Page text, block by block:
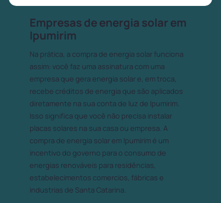
Empresas de energia solar em
Ipumirim
Na prática, a compra de energia solar funciona
assim: você faz uma assinatura com uma
empresa que gera energia solar e, em troca,
recebe créditos de energia que são aplicados
diretamente na sua conta de luz de Ipumirim.
Isso significa que você não precisa instalar
placas solares na sua casa ou empresa. A
compra de energia solar em Ipumirim é um
incentivo do governo para o consumo de
energias renováveis para residências,
estabelecimentos comercios, fábricas e
industrias de Santa Catarina.